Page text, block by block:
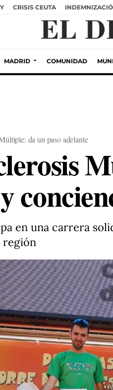
CRISIS CEUTA
MADRID COMUNIDAD
da un paso adelante
en una carrera
región